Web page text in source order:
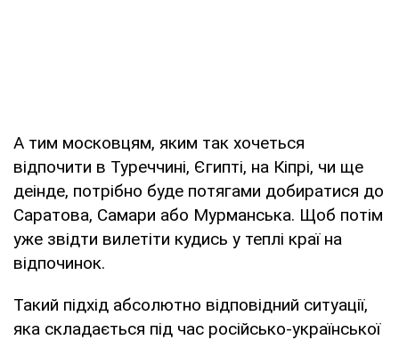
А тим московцям, яким так хочеться
відпочити в Туреччині, Єгипті, на Кіпрі, чи ще
деінде, потрібно буде потягами добиратися до
Саратова, Самари або Мурманська. Щоб потім
уже звідти вилетіти кудись у теплі краї на
відпочинок.
Такий підхід абсолютно відповідний ситуації,
яка складається під час російсько-української